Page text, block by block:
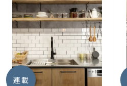
連 載